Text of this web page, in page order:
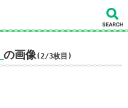
の画像(2/3枚目)